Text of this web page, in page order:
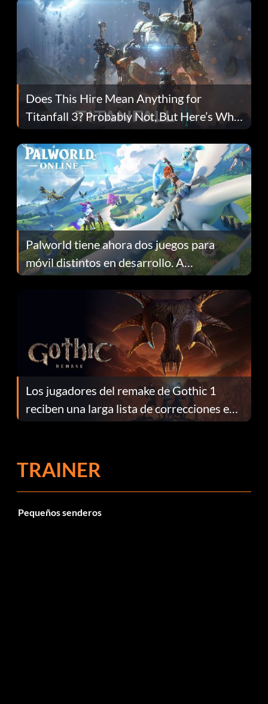
Does This Hire Mean Anything for
Titanfall 3? Probably Not, But Here’s Why
Fans Are Hopeful
Palworld tiene ahora dos juegos para
móvil distintos en desarrollo. A
continuación te explicamos por qué.
Los jugadores del remake de Gothic 1
reciben una larga lista de correcciones en
el parche 1.0.4
TRAINER
Pequeños senderos